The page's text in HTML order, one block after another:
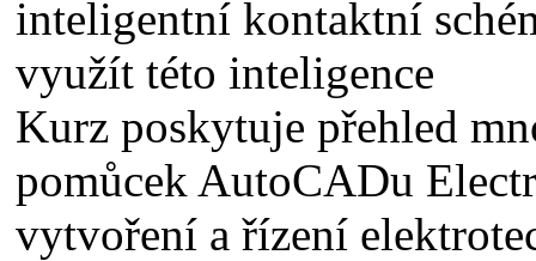
inteligentní kontaktní
využít této inteligence
Kurz poskytuje přehled
pomůcek AutoCADu
vytvoření a řízení